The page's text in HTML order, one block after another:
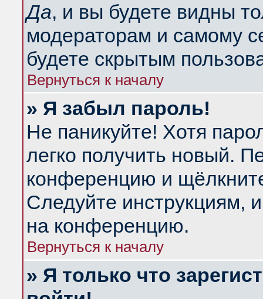
Да, и вы будете видны
модераторам и самому
будете скрытым
Вернуться к началу
» Я забыл пароль!
Не паникуйте! Хотя
легко получить новый.
конференцию и
Следуйте инструкциям,
на конференцию.
Вернуться к началу
» Я только что